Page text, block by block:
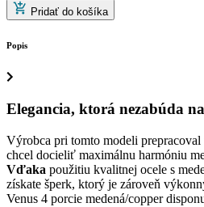
Pridať do košíka
Popis
Elegancia, ktorá nezabúda
Výrobca pri tomto modeli
chcel docieliť maximálnu harmóniu
Vďaka použitiu kvalitnej ocele s
získate šperk, ktorý je zároveň
Venus 4 porcie medená/copper